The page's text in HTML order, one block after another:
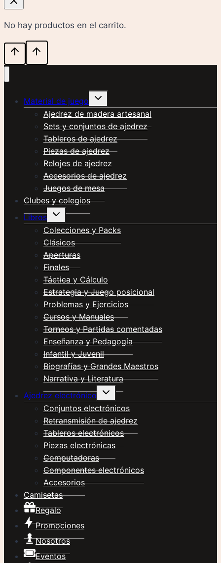
No hay productos en el carrito.
Material de juego
Alternar
hijo
Ajedrez de madera artesanal
Sets y conjuntos de ajedrez
Tableros de ajedrez
Piezas de ajedrez
Relojes de ajedrez
Accesorios de ajedrez
Juegos de mesa
Clubes y colegios
Libros
Alternar
hijo
Colecciones y Packs
Clásicos
Aperturas
Finales
Táctica y Cálculo
Estrategia y Juego posicional
Problemas y Ejercicios
Cursos y Manuales
Torneos y Partidas comentadas
Enseñanza y Pedagogía
Infantil y Juvenil
Biografías y Grandes Maestros
Narrativa y Literatura
Ajedrez electrónico
Alternar
hijo
Conjuntos electrónicos
Retransmisión de ajedrez
Tableros electrónicos
Piezas electrónicas
Computadoras
Componentes electrónicos
Accesorios
Camisetas
Regalo
Promociones
Nosotros
Eventos